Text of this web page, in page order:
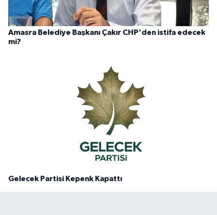
Amasra Belediye Başkanı Çakır CHP'den istifa edecek
mi?
Gelecek Partisi Kepenk Kapattı